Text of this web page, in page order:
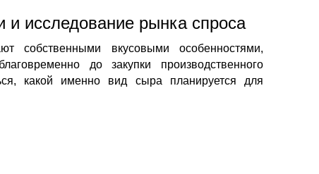
и исследование рынка спроса
собственными вкусовыми особенностями,
до закупки производственного
какой именно вид сыра планируется для